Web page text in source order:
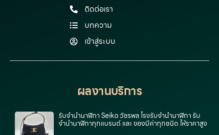
ติดต่อเรา
บทความ
เข้าสู่ระบบ
ผลงานบริการ
รับจํานํานาฬิกา Seiko วัชรพล โรงรับจำนำนาฬิกา รับ
จำนำนาฬิกาทุกแบรนด์ และ ของมีค่าทุกชนิด ให้ราคาสูง